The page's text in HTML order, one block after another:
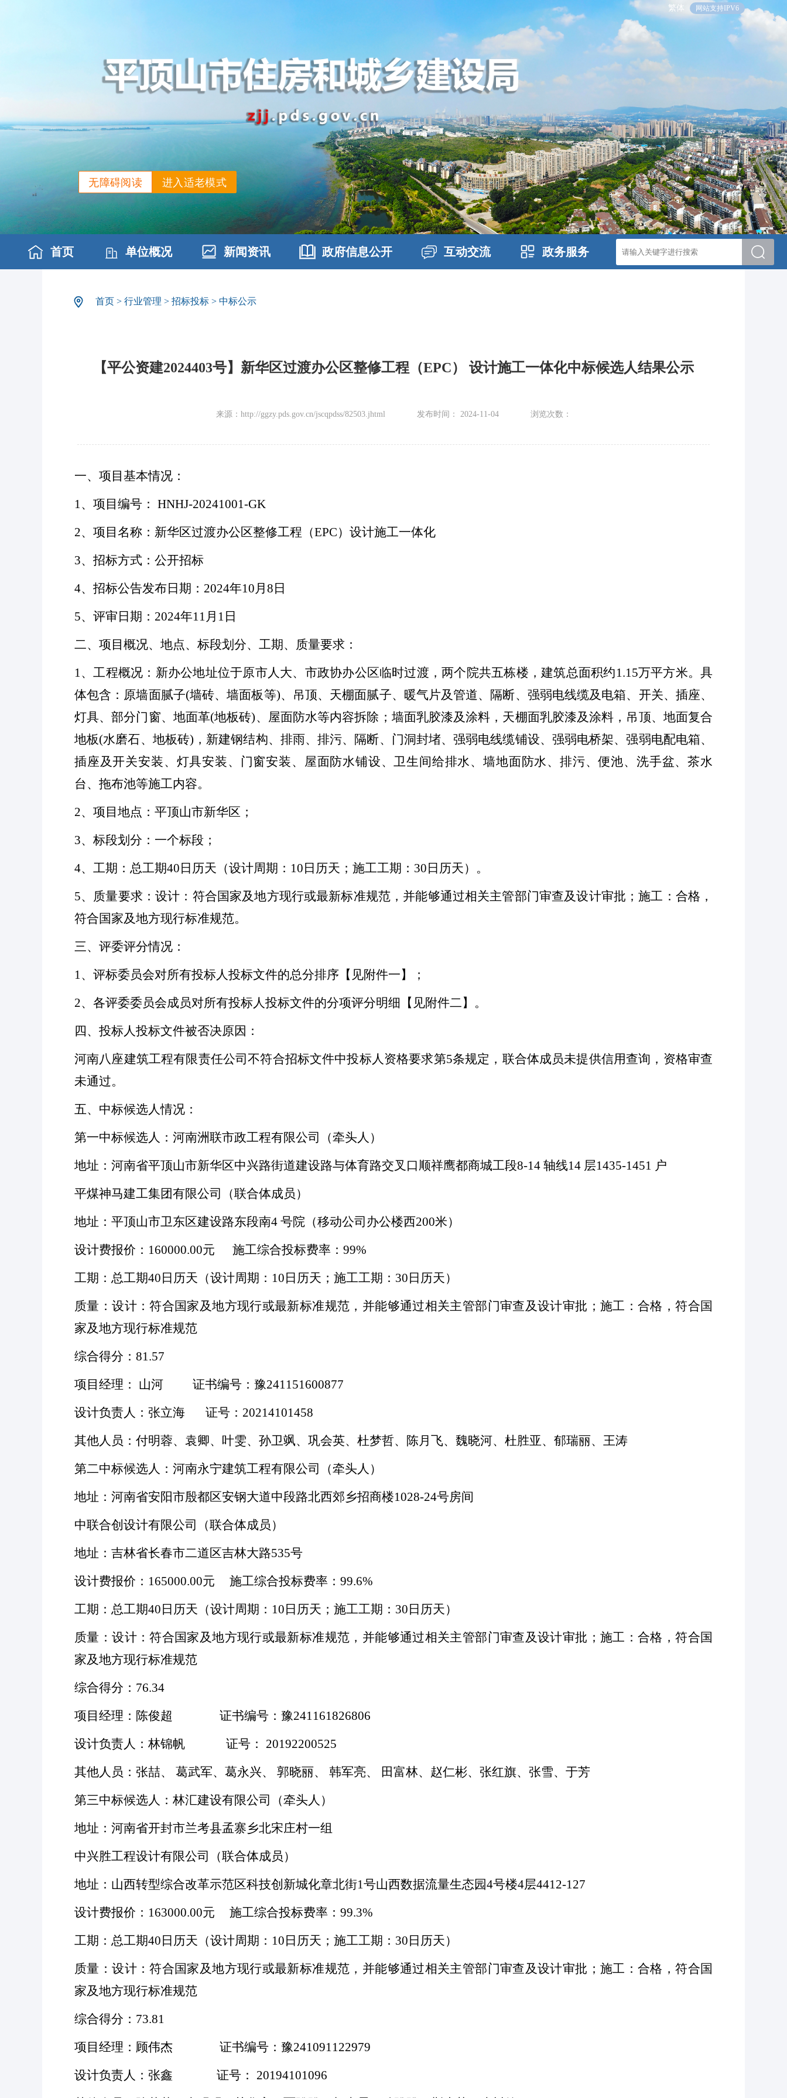
繁体 网站支持IPV6
进入适老模式
无障碍阅读
首页 单位概况 新闻资讯 政府信息公开 互动交流 政务服务
首页 > 行业管理 > 招标投标 > 中标公示
【平公资建2024403号】新华区过渡办公区整修工程（EPC） 设计施工一体化中标候选人结果公示
来源：http://ggzy.pds.gov.cn/jscqpdss/82503.jhtml 发布时间： 2024-11-04 浏览次数：
一、项目基本情况：
1、项目编号： HNHJ-20241001-GK
2、项目名称：新华区过渡办公区整修工程（EPC）设计施工一体化
3、招标方式：公开招标
4、招标公告发布日期：2024年10月8日
5、评审日期：2024年11月1日
二、项目概况、地点、标段划分、工期、质量要求：
1、工程概况：新办公地址位于原市人大、市政协办公区临时过渡，两个院共五栋楼，建筑总面积约1.15万平方米。具
体包含：原墙面腻子(墙砖、墙面板等)、吊顶、天棚面腻子、暖气片及管道、隔断、强弱电线缆及电箱、开关、插座、
灯具、部分门窗、地面革(地板砖)、屋面防水等内容拆除；墙面乳胶漆及涂料，天棚面乳胶漆及涂料，吊顶、地面复合
地板(水磨石、地板砖)，新建钢结构、排雨、排污、隔断、门洞封堵、强弱电线缆铺设、强弱电桥架、强弱电配电箱、
插座及开关安装、灯具安装、门窗安装、屋面防水铺设、卫生间给排水、墙地面防水、排污、便池、洗手盆、茶水
台、拖布池等施工内容。
2、项目地点：平顶山市新华区；
3、标段划分：一个标段；
4、工期：总工期40日历天（设计周期：10日历天；施工工期：30日历天）。
5、质量要求：设计：符合国家及地方现行或最新标准规范，并能够通过相关主管部门审查及设计审批；施工：合格，
符合国家及地方现行标准规范。
三、评委评分情况：
1、评标委员会对所有投标人投标文件的总分排序【见附件一】；
2、各评委委员会成员对所有投标人投标文件的分项评分明细【见附件二】。
四、投标人投标文件被否决原因：
河南八座建筑工程有限责任公司不符合招标文件中投标人资格要求第5条规定，联合体成员未提供信用查询，资格审查
未通过。
五、中标候选人情况：
第一中标候选人：河南洲联市政工程有限公司（牵头人）
地址：河南省平顶山市新华区中兴路街道建设路与体育路交叉口顺祥鹰都商城工段8-14 轴线14 层1435-1451 户
平煤神马建工集团有限公司（联合体成员）
地址：平顶山市卫东区建设路东段南4 号院（移动公司办公楼西200米）
设计费报价： 160000.00元 施工综合投标费率：99%
工期：总工期40日历天（设计周期：10日历天；施工工期：30日历天）
质量：设计：符合国家及地方现行或最新标准规范，并能够通过相关主管部门审查及设计审批；施工：合格，符合国
家及地方现行标准规范
综合得分： 81.57
项目经理：
山河
证书编号：豫241151600877
设计负责人：张立海 证号：20214101458
其他人员：付明蓉、袁卿、叶雯、孙卫飒、巩会英、杜梦哲、陈月飞、魏晓河、杜胜亚、郁瑞丽、王涛
第二中标候选人：河南永宁建筑工程有限公司（牵头人）
地址：河南省安阳市殷都区安钢大道中段路北西郊乡招商楼1028-24号房间
中联合创设计有限公司（联合体成员）
地址：吉林省长春市二道区吉林大路535号
设计费报价： 165000.00元 施工综合投标费率：99.6%
工期：总工期40日历天（设计周期：10日历天；施工工期：30日历天）
质量：设计：符合国家及地方现行或最新标准规范，并能够通过相关主管部门审查及设计审批；施工：合格，符合国
家及地方现行标准规范
综合得分： 76.34
项目经理：陈俊超 证书编号：豫241161826806
设计负责人：林锦帆 证号： 20192200525
其他人员：张喆、
葛武军、葛永兴、 郭晓丽、 韩军亮、
田富林、赵仁彬、张红旗、张雪、于芳
第三中标候选人：林汇建设有限公司（牵头人）
地址：河南省开封市兰考县孟寨乡北宋庄村一组
中兴胜工程设计有限公司（联合体成员）
地址：山西转型综合改革示范区科技创新城化章北街1号山西数据流量生态园4号楼4层4412-127
设计费报价： 163000.00元 施工综合投标费率：99.3%
工期：总工期40日历天（设计周期：10日历天；施工工期：30日历天）
质量：设计：符合国家及地方现行或最新标准规范，并能够通过相关主管部门审查及设计审批；施工：合格，符合国
家及地方现行标准规范
综合得分： 73.81
项目经理：顾伟杰 证书编号：豫241091122979
设计负责人：张鑫 证号： 20194101096